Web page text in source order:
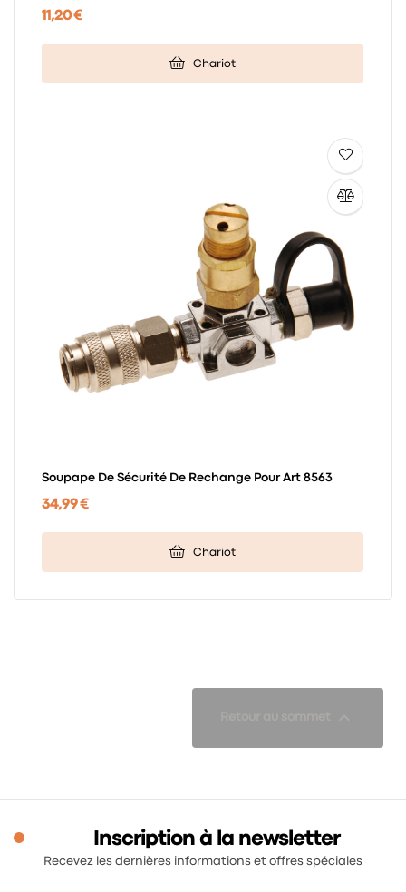
11,20 €
Chariot
Soupape De Sécurité De Rechange Pour Art 8563
34,99 €
Chariot
Inscription à la newsletter
Recevez les dernières informations et offres spéciales